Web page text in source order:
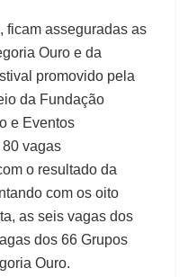
ficam asseguradas as
Ouro e da
promovido pela
da Fundação
e Eventos
vagas
o resultado da
com os oito
as seis vagas dos
dos 66 Grupos
Ouro.